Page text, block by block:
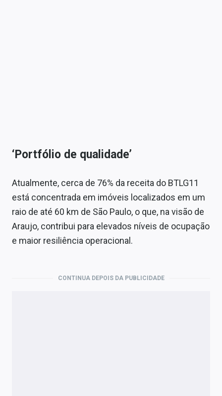
‘Portfólio de qualidade’
Atualmente, cerca de 76% da receita do BTLG11
está concentrada em imóveis localizados em um
raio de até 60 km de São Paulo, o que, na visão de
Araujo, contribui para elevados níveis de ocupação
e maior resiliência operacional.
CONTINUA DEPOIS DA PUBLICIDADE